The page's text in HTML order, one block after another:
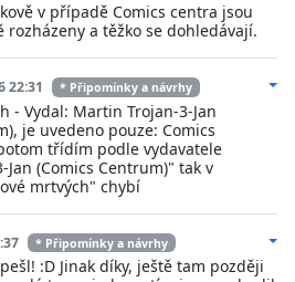
v případě Comics centra jsou
rozházeny a těžko se dohledávají.
22:31 * Připomínky a návrhy
- Vydal: Martin Trojan-3-Jan
je uvedeno pouze: Comics
třídím podle vydavatele
(Comics Centrum)" tak v
mrtvých" chybí
* Připomínky a návrhy
:D Jinak díky, ještě tam později